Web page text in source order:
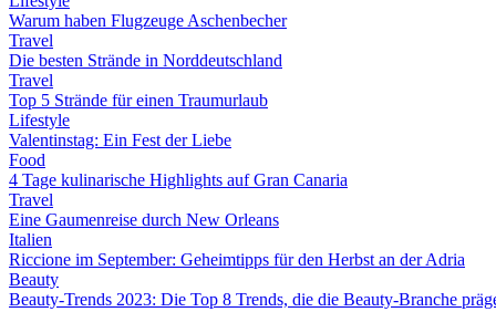
Warum haben Flugzeuge Aschenbecher
Travel
Die besten Strände in Norddeutschland
Travel
Top 5 Strände für einen Traumurlaub
Lifestyle
Valentinstag: Ein Fest der Liebe
Food
4 Tage kulinarische Highlights auf Gran Canaria
Travel
Eine Gaumenreise durch New Orleans
Italien
Riccione im September: Geheimtipps für den Herbst an der Adria
Beauty
Beauty-Trends 2023: Die Top 8 Trends, die die Beauty-Branche